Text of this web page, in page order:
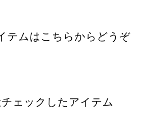
テムはこちらからどうぞ
ェックしたアイテム